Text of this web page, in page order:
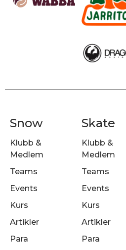
Snow
Klubb &
Medlem
Teams
Events
Kurs
Artikler
Para
Skate
Klubb &
Medlem
Teams
Events
Kurs
Artikler
Para